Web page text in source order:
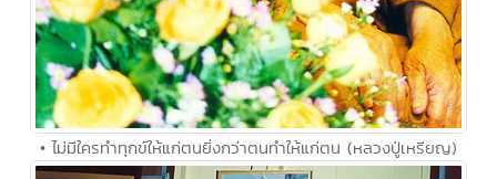
• ไม่มีใครทำทุกข์ให้แก่ตนยิ่งกว่าตนทำให้แก่ตน (หลวงปู่เหรียญ)